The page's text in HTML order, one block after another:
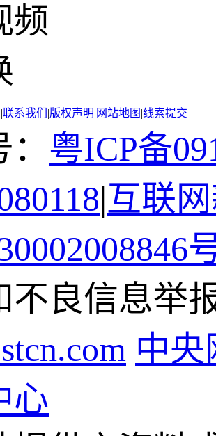
频
|联系我们 |版权声明| 网站地图 |线索提交
粤ICP备
|互联
不良信息举
中
心